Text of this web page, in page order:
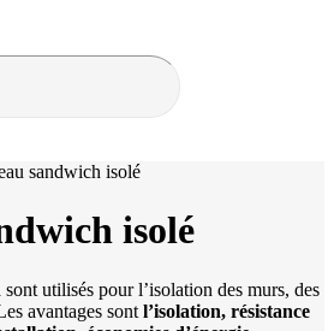
sandwich isolé
isolé
sont utilisés pour l’isolation des murs, des
avantages sont l’isolation, résistance